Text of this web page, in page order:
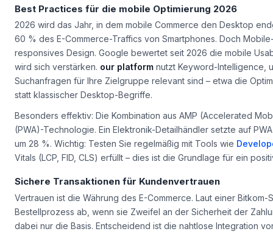
Best Practices für die mobile Optimierung 2026
2026 wird das Jahr, in dem mobile Commerce den Desktop
60 % des E-Commerce-Traffics von Smartphones. Doch
responsives Design. Google bewertet seit 2026 die mobile
wird sich verstärken.our platformnutzt Keyword-Intelligence,
Suchanfragen für Ihre Zielgruppe relevant sind – etwa die
Besonders effektiv: Die Kombination aus AMP (Accelerated
(PWA)-Technologie. Ein Elektronik-Detailhändler setzte auf
um 28 %. Wichtig: Testen Sie regelmäßig mit Tools wie
Sichere Transaktionen für Kundenvertrauen
Vertrauen ist die Währung des E-Commerce. Laut einer
Bestellprozess ab, wenn sie Zweifel an der Sicherheit der